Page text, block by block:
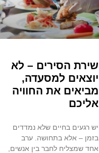
שירת הסירים – לא
יוצאים למסעדה,
מביאים את החוויה
אליכם
יש רגעים בחיים שלא נמדדים
בזמן – אלא בתחושה. ערב
אחד שמצליח לחבר בין אנשים,